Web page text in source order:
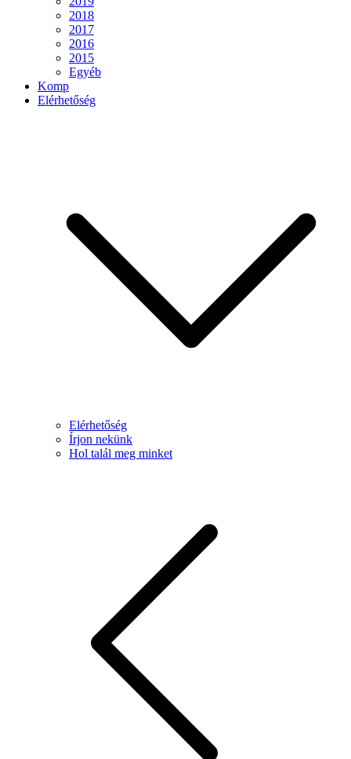
2018
2017
2016
2015
Egyéb
Komp
Elérhetőség
Elérhetőség
Írjon nekünk
Hol talál meg minket